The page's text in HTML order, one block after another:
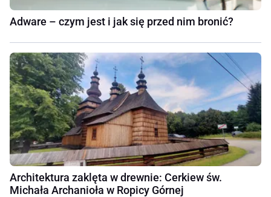
Adware – czym jest i jak się przed nim bronić?
Architektura zaklęta w drewnie: Cerkiew św.
Michała Archanioła w Ropicy Górnej